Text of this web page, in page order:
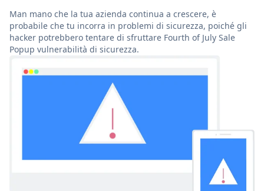
Man mano che la tua azienda continua a crescere, è
probabile che tu incorra in problemi di sicurezza, poiché gli
hacker potrebbero tentare di sfruttare Fourth of July Sale
Popup vulnerabilità di sicurezza.